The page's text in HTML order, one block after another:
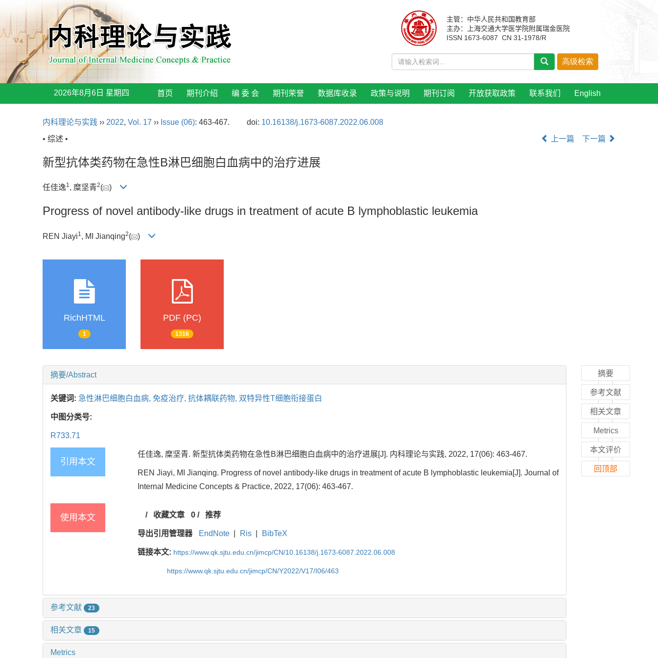
主管：中华人民共和国教育部
主办：上海交通大学医学院附属瑞金医院
ISSN 1673-6087 CN 31-1978/R
2026年8月6日 星期四 首页 期刊介绍 编 委 会 期刊荣誉 数据库收录 政策与说明 期刊订阅 开放获取政策 联系我们 English
内科理论与实践 ›› 2022, Vol. 17 ›› Issue (06): 463-467. doi: 10.16138/j.1673-6087.2022.06.008
• 综述 •
上一篇 下一篇
新型抗体类药物在急性B淋巴细胞白血病中的治疗进展
任佳逸1, 糜坚青2( )
Progress of novel antibody-like drugs in treatment of acute B lymphoblastic leukemia
REN Jiayi1 , MI Jianqing2( )
RichHTML
1
PDF (PC)
1316
摘要/Abstract
关键词: 急性淋巴细胞白血病, 免疫治疗, 抗体耦联药物, 双特异性T细胞衔接蛋白
中图分类号:
R733.71
引用本文
任佳逸, 糜坚青. 新型抗体类药物在急性B淋巴细胞白血病中的治疗进展[J]. 内科理论与实践, 2022, 17(06): 463-467.
REN Jiayi, MI Jianqing. Progress of novel antibody-like drugs in treatment of acute B lymphoblastic leukemia[J]. Journal of
Internal Medicine Concepts & Practice, 2022, 17(06): 463-467.
使用本文 / 收藏文章 0/ 推荐
导出引用管理器 EndNote Ris BibTeX
链接本文: https://www.qk.sjtu.edu.cn/jimcp/CN/10.16138/j.1673-6087.2022.06.008
https://www.qk.sjtu.edu.cn/jimcp/CN/Y2022/V17/I06/463
参考文献 23
相关文章 15
Metrics
摘要
参考文献
相关文章
Metrics
本文评价
回顶部